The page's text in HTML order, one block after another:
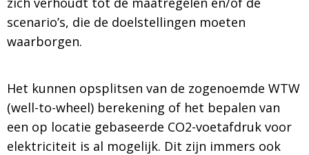
scenario’s, die de doelstellingen moeten
waarborgen.
Het kunnen opsplitsen van de zogenoemde WTW
(well-to-wheel) berekening of het bepalen van
een op locatie gebaseerde CO2-voetafdruk voor
elektriciteit is al mogelijk. Dit zijn immers ook